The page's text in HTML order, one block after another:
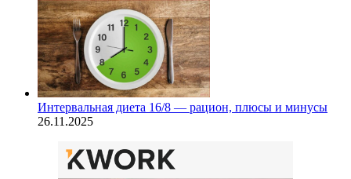
Интервальная диета 16/8 — рацион, плюсы и минусы
26.11.2025